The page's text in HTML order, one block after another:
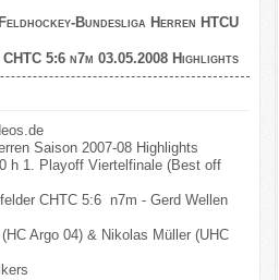
Bundesliga Herren HTCU
CHTC 5:6 n7m 03.05.2008 Highlights
Saison 2007-08 Highlights
h 1. Playoff Viertelfinale (Best off
CHTC 5:6 n7m - Gerd Wellen
Argo 04) & Nikolas Müller (UHC